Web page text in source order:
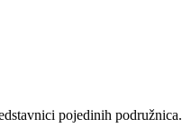
pojedinih podružnica.